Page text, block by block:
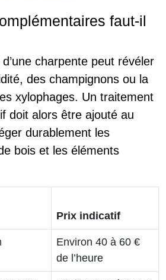
faut-il
charpente peut révéler
des champignons ou la
xylophages. Un traitement
doit alors être ajouté au
durablement les
bois et les éléments
Prix indicatif
Environ 40 à 60 €
de l’heure